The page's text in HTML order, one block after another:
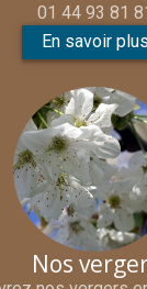
01 44 93 81
En savoir plus
Nos